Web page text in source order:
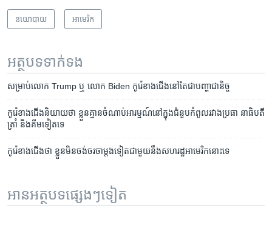
នយោបាយ អាមេរិក​
អត្ថបទ​ទាក់ទង
សម្រាប់​លោក Trump ឬ លោក Biden កូរ៉េខាងជើង​នៅតែ​ជា​បញ្ហា​ជានិច្ច
កូរ៉េ​ខាង​ជើង​និយាយ​ថា​ ខ្លួន​គ្មាន​ចំណាប់​អារម្មណ៍​នៅ​ក្នុង​ជំនួប​កំពូល​រវាង​ប្រធា នាធិបតី​
ត្រាំ និង​គីម​ទៀត​ទេ
កូរ៉េ​ខាង​ជើង​ថា ខ្លួន​មិន​ចង់​ចរចា​ម្ដង​ទៀត​ជាមួយ​នឹង​សហរដ្ឋ​អាមេរិក​នោះ​ទេ
អានអត្ថបទផ្សេងៗទៀត